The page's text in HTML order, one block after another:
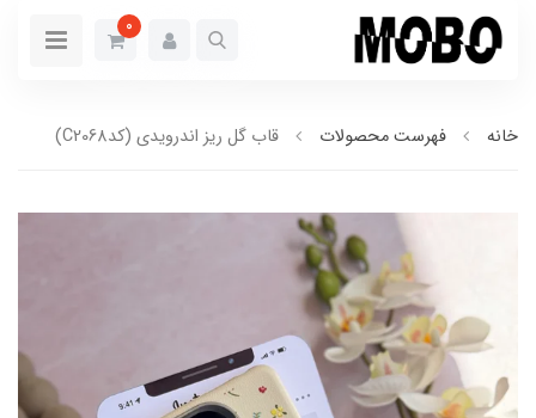
0
خانه فهرست محصولات قاب گل ریز اندرویدی (کدC2068)